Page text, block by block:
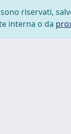
riservati,
interna o da